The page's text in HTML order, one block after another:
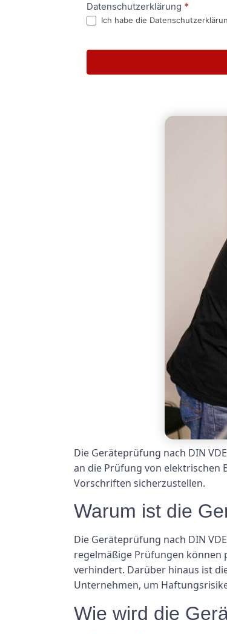
Datenschutzerklärung *
Ich habe die
Die Geräteprüfung nach DIN
an die Prüfung von elektrischen
Vorschriften sicherzustellen.
Warum ist die
Die Geräteprüfung nach DIN
regelmäßige Prüfungen können
verhindert. Darüber hinaus ist
Unternehmen, um
Wie wird die